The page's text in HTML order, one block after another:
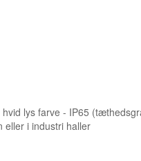
lys farve - IP65
eller i industri haller